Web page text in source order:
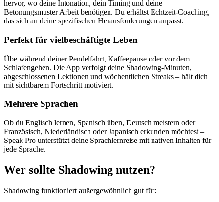
hervor, wo deine Intonation, dein Timing und deine
Betonungsmuster Arbeit benötigen. Du erhältst Echtzeit-Coaching,
das sich an deine spezifischen Herausforderungen anpasst.
Perfekt für vielbeschäftigte Leben
Übe während deiner Pendelfahrt, Kaffeepause oder vor dem
Schlafengehen. Die App verfolgt deine Shadowing-Minuten,
abgeschlossenen Lektionen und wöchentlichen Streaks – hält dich
mit sichtbarem Fortschritt motiviert.
Mehrere Sprachen
Ob du Englisch lernen, Spanisch üben, Deutsch meistern oder
Französisch, Niederländisch oder Japanisch erkunden möchtest –
Speak Pro unterstützt deine Sprachlernreise mit nativen Inhalten für
jede Sprache.
Wer sollte Shadowing nutzen?
Shadowing funktioniert außergewöhnlich gut für: